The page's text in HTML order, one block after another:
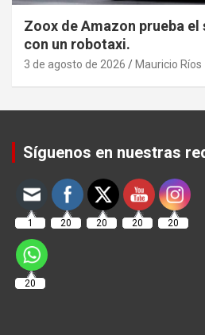
Zoox de Amazon prueba
con un robotaxi.
3 de agosto de 2026 Mauricio Ríos
Síguenos en nuestras
1 20 20 20 20
20